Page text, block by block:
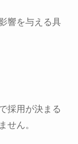
響を与える具
採用が決まる
せん。